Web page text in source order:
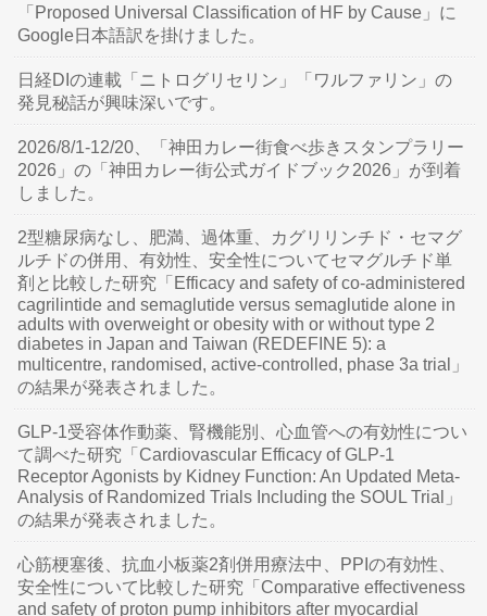
「Proposed Universal Classification of HF by Cause」に
Google日本語訳を掛けました。
日経DIの連載「ニトログリセリン」「ワルファリン」の
発見秘話が興味深いです。
2026/8/1-12/20、「神田カレー街食べ歩きスタンプラリー
2026」の「神田カレー街公式ガイドブック2026」が到着
しました。
2型糖尿病なし、肥満、過体重、カグリリンチド・セマグ
ルチドの併用、有効性、安全性についてセマグルチド単
剤と比較した研究「Efficacy and safety of co-administered
cagrilintide and semaglutide versus semaglutide alone in
adults with overweight or obesity with or without type 2
diabetes in Japan and Taiwan (REDEFINE 5): a
multicentre, randomised, active-controlled, phase 3a trial」
の結果が発表されました。
GLP-1受容体作動薬、腎機能別、心血管への有効性につい
て調べた研究「Cardiovascular Efficacy of GLP-1
Receptor Agonists by Kidney Function: An Updated Meta-
Analysis of Randomized Trials Including the SOUL Trial」
の結果が発表されました。
心筋梗塞後、抗血小板薬2剤併用療法中、PPIの有効性、
安全性について比較した研究「Comparative effectiveness
and safety of proton pump inhibitors after myocardial